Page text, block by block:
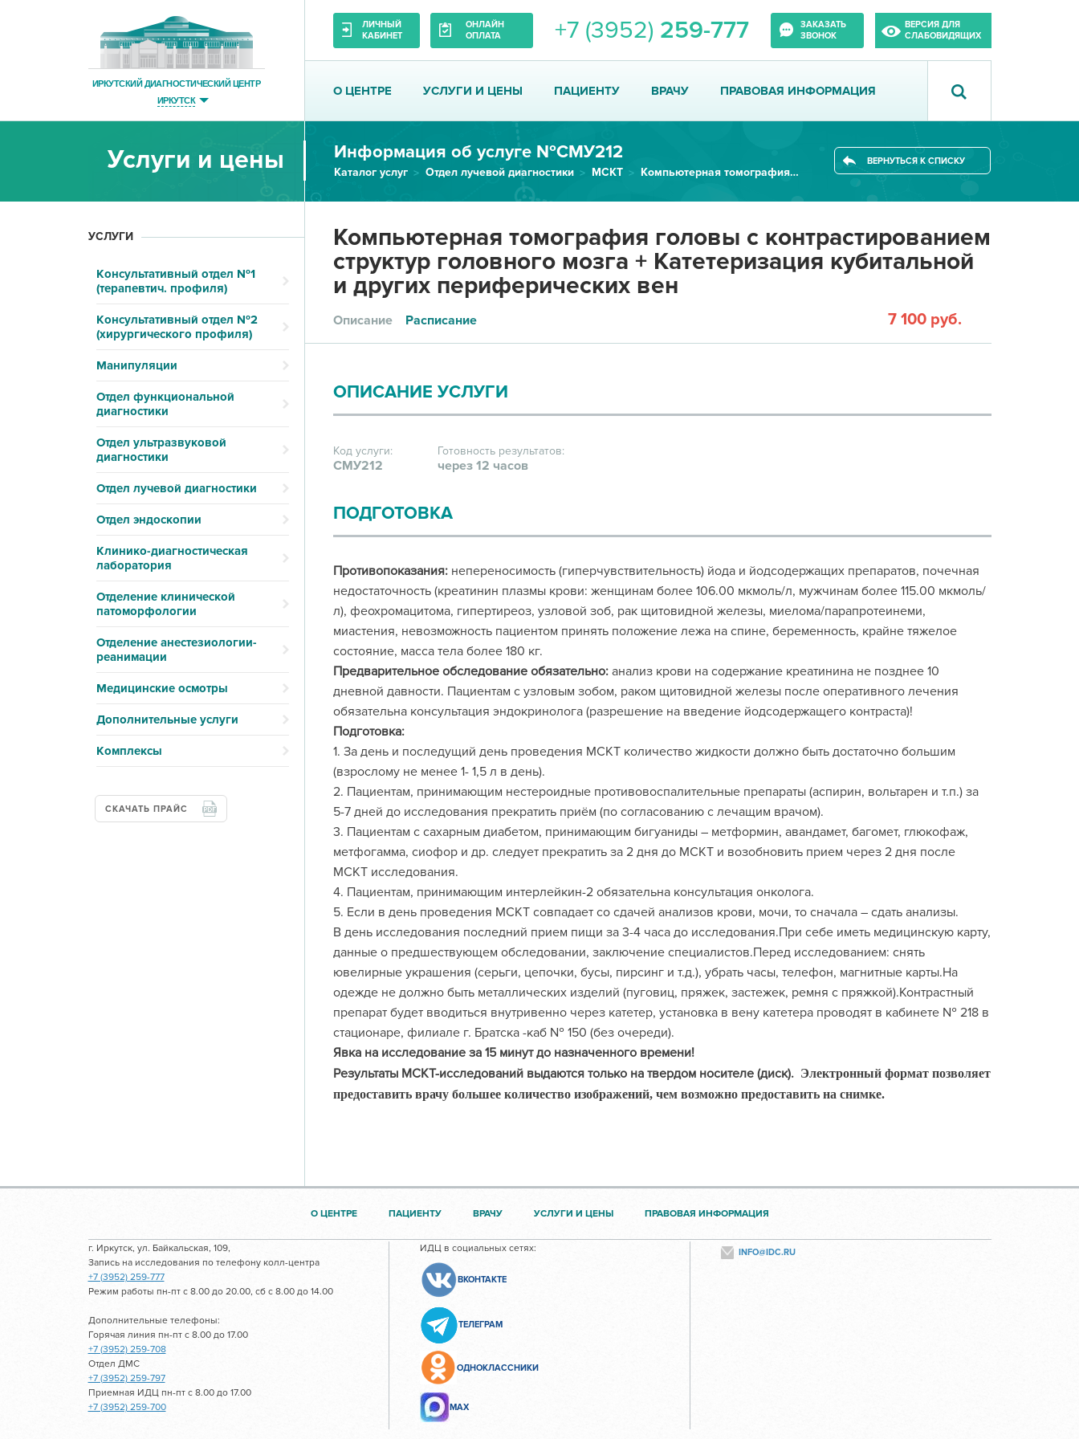
ИРКУТСКИЙ ДИАГНОСТИЧЕСКИЙ ЦЕНТР
ИРКУТСК
ЛИЧНЫЙ
КАБИНЕТ
ОНЛАЙН
ОПЛАТА
+7 (3952) 259-777
ЗАКАЗАТЬ
ЗВОНОК
ВЕРСИЯ ДЛЯ
СЛАБОВИДЯЩИХ
О ЦЕНТРЕ УСЛУГИ И ЦЕНЫ ПАЦИЕНТУ ВРАЧУ ПРАВОВАЯ ИНФОРМАЦИЯ
Услуги и цены Информация об услуге №СМУ212
Каталог услуг Отдел лучевой диагностики МСКТ Компьютерная томография головы...
ВЕРНУТЬСЯ К СПИСКУ
УСЛУГИ
Консультативный отдел №1
(терапевтич. профиля)
Консультативный отдел №2
(хирургического профиля)
Манипуляции
Отдел функциональной
диагностики
Отдел ультразвуковой
диагностики
Отдел лучевой диагностики
Отдел эндоскопии
Клинико-диагностическая
лаборатория
Отделение клинической
патоморфологии
Отделение анестезиологии-
реанимации
Медицинские осмотры
Дополнительные услуги
Комплексы
СКАЧАТЬ ПРАЙС
Компьютерная томография головы с контрастированием
структур головного мозга + Катетеризация кубитальной
и других периферических вен
Описание Расписание 7 100 руб.
ОПИСАНИЕ УСЛУГИ
Код услуги:
СМУ212
Готовность результатов:
через 12 часов
ПОДГОТОВКА
Противопоказания: непереносимость (гиперчувствительность) йода и йодсодержащих препаратов, почечная
недостаточность (креатинин плазмы крови: женщинам более 106.00 мкмоль/л, мужчинам более 115.00 мкмоль/
л), феохромацитома, гипертиреоз, узловой зоб, рак щитовидной железы, миелома/парапротеинеми,
миастения, невозможность пациентом принять положение лежа на спине, беременность, крайне тяжелое
состояние, масса тела более 180 кг.
Предварительное обследование обязательно:анализ крови на содержание креатинина не позднее 10
дневной давности. Пациентам с узловым зобом, раком щитовидной железы после оперативного лечения
обязательна консультация эндокринолога (разрешение на введение йодсодержащего контраста)!
Подготовка:
1. За день и последущий день проведения МСКТ количество жидкости должно быть достаточно большим
(взрослому не менее 1- 1,5 л в день).
2. Пациентам, принимающим нестероидные противовоспалительные препараты (аспирин, вольтарен и т.п.) за
5-7 дней до исследования прекратить приём (по согласованию с лечащим врачом).
3. Пациентам с сахарным диабетом, принимающим бигуаниды – метформин, авандамет, багомет, глюкофаж,
метфогамма, сиофор и др. следует прекратить за 2 дня до МСКТ и возобновить прием через 2 дня после
МСКТ исследования.
4. Пациентам, принимающим интерлейкин-2 обязательна консультация онколога.
5. Если в день проведения МСКТ совпадает со сдачей анализов крови, мочи, то сначала – сдать анализы.
В день исследования последний прием пищи за 3-4 часа до исследования.При себе иметь медицинскую карту,
данные о предшествующем обследовании, заключение специалистов.Перед исследованием: снять
ювелирные украшения (серьги, цепочки, бусы, пирсинг и т.д.), убрать часы, телефон, магнитные карты.На
одежде не должно быть металлических изделий (пуговиц, пряжек, застежек, ремня с пряжкой).Контрастный
препарат будет вводиться внутривенно через катетер, установка в вену катетера проводят в кабинете № 218 в
стационаре, филиале г. Братска -каб № 150 (без очереди).
Явка на исследование за 15 минут до назначенного времени!
Результаты МСКТ-исследований выдаются только на твердом носителе (диск). Электронный формат позволяет
предоставить врачу большее количество изображений, чем возможно предоставить на снимке.
О ЦЕНТРЕ ПАЦИЕНТУ ВРАЧУ УСЛУГИ И ЦЕНЫ ПРАВОВАЯ ИНФОРМАЦИЯ
г. Иркутск, ул. Байкальская, 109,
Запись на исследования по телефону колл-центра
+7 (3952) 259-777
Режим работы пн-пт с 8.00 до 20.00, сб с 8.00 до 14.00
Дополнительные телефоны:
Горячая линия пн-пт с 8.00 до 17.00
+7 (3952) 259-708
Отдел ДМС
+7 (3952) 259-797
Приемная ИДЦ пн-пт с 8.00 до 17.00
+7 (3952) 259-700
ИДЦ в социальных сетях:
ВКОНТАКТЕ
ТЕЛЕГРАМ
ОДНОКЛАССНИКИ
МАХ
INFO@IDC.RU